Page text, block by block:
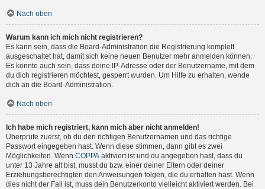
Nach oben
Warum kann ich mich nicht registrieren?
Es kann sein, dass die Board-Administration die Registrierung komplett
ausgeschaltet hat, damit sich keine neuen Benutzer mehr anmelden können.
Es könnte auch sein, dass deine IP-Adresse oder der Benutzername, mit dem
du dich registrieren möchtest, gesperrt wurden. Um Hilfe zu erhalten, wende
dich an die Board-Administration.
Nach oben
Ich habe mich registriert, kann mich aber nicht anmelden!
Überprüfe zuerst, ob du den richtigen Benutzernamen und das richtige
Passwort eingegeben hast. Wenn diese stimmen, dann gibt es zwei
Möglichkeiten. Wenn COPPA aktiviert ist und du angegeben hast, dass du
unter 13 Jahre alt bist, musst du bzw. einer deiner Eltern oder deiner
Erziehungsberechtigten den Anweisungen folgen, die du erhalten hast. Wenn
dies nicht der Fall ist, muss dein Benutzerkonto vielleicht aktiviert werden. Bei